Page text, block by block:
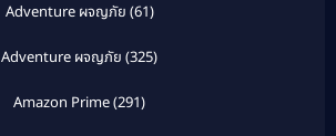
Adventure ผจญภัย (61)
Adventure ผจญภัย (325)
Amazon Prime(291)